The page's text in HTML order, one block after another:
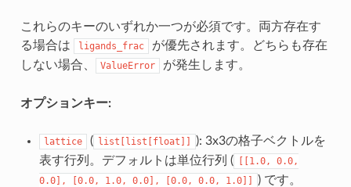
これらのキーのいずれか一つが必須です。両方存在す
る場合は
ligands_frac
が優先されます。どちらも存在
しない場合、
ValueError が発生します。
オプションキー:
lattice ( list[list[float]]
): 3x3の格子ベクトルを
表す行列。デフォルトは単位行列 (
[[1.0,
0.0,
0.0],
[0.0, 1.0, 0.0], [0.0, 0.0, 1.0]] ) です。